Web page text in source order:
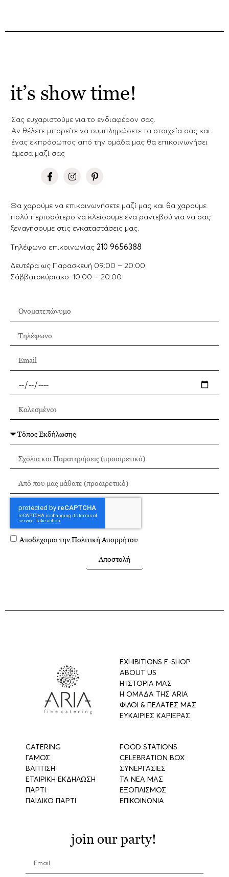
it’s show time!
Σας ευχαριστούμε για το ενδιαφέρον σας.
Aν θέλετε μπορείτε να συμπληρώσετε τα στοιχεία σας και
ένας εκπρόσωπος από την ομάδα μας θα επικοινωνήσει
άμεσα μαζί σας
Θα χαρούμε να επικοινωνήσετε μαζί μας και θα χαρούμε
πολύ περισσότερο να κλείσουμε ένα ραντεβού για να σας
ξεναγήσουμε στις εγκαταστάσεις μας.
Tηλέφωνο επικοινωνίας 210 9656388
Δευτέρα ως Παρασκευή 09:00 – 20:00
Σάββατοκύριακο: 10.00 – 20.00
Αποδέχομαι τηνΠολιτική Απορρήτου
Αποστολή
EXHIBITIONS E-SHOP
ABOUT US
Η ΙΣΤΟΡΙΑ ΜΑΣ
Η ΟΜΑΔΑ ΤΗΣ ARIA
ΦΙΛΟΙ & ΠΕΛΑΤΕΣ ΜΑΣ
ΕΥΚΑΙΡΙΕΣ ΚΑΡΙΕΡΑΣ
CATERING
ΓΑΜΟΣ
ΒΑΠΤΙΣΗ
ΕΤΑΙΡΙΚΗ ΕΚΔΗΛΩΣΗ
ΠΑΡΤΙ
ΠΑΙΔΙΚΟ ΠΑΡΤΙ
FOOD STATIONS
CELEBRATION BOX
ΣΥΝΕΡΓΑΣΙΕΣ
ΤΑ ΝΕΑ ΜΑΣ
ΕΞΟΠΛΙΣΜΟΣ
ΕΠΙΚΟΙΝΩΝΙΑ
join our party!